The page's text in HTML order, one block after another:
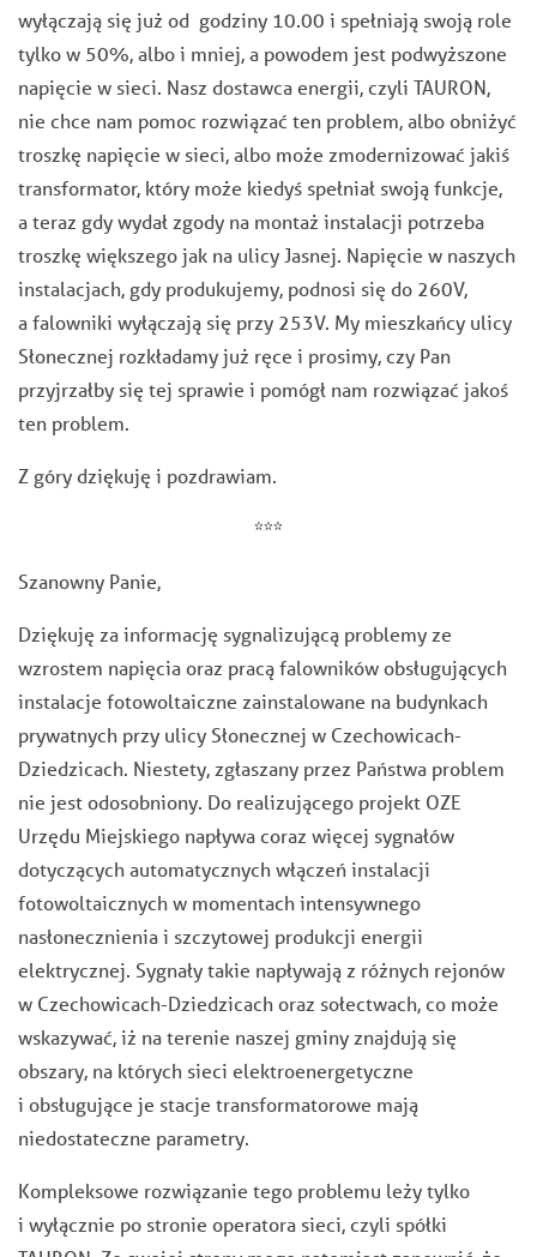
wyłączają się już od godziny 10.00 i spełniają swoją role
tylko w 50%, albo i mniej, a powodem jest podwyższone
napięcie w sieci. Nasz dostawca energii, czyli TAURON,
nie chce nam pomoc rozwiązać ten problem, albo obniżyć
troszkę napięcie w sieci, albo może zmodernizować jakiś
transformator, który może kiedyś spełniał swoją funkcje,
a teraz gdy wydał zgody na montaż instalacji potrzeba
troszkę większego jak na ulicy Jasnej. Napięcie w naszych
instalacjach, gdy produkujemy, podnosi się do 260V,
a falowniki wyłączają się przy 253V. My mieszkańcy ulicy
Słonecznej rozkładamy już ręce i prosimy, czy Pan
przyjrzałby się tej sprawie i pomógł nam rozwiązać jakoś
ten problem.
Z góry dziękuję i pozdrawiam.
***
Szanowny Panie,
Dziękuję za informację sygnalizującą problemy ze
wzrostem napięcia oraz pracą falowników obsługujących
instalacje fotowoltaiczne zainstalowane na budynkach
prywatnych przy ulicy Słonecznej w Czechowicach-
Dziedzicach. Niestety, zgłaszany przez Państwa problem
nie jest odosobniony. Do realizującego projekt OZE
Urzędu Miejskiego napływa coraz więcej sygnałów
dotyczących automatycznych włączeń instalacji
fotowoltaicznych w momentach intensywnego
nasłonecznienia i szczytowej produkcji energii
elektrycznej. Sygnały takie napływają z różnych rejonów
w Czechowicach-Dziedzicach oraz sołectwach, co może
wskazywać, iż na terenie naszej gminy znajdują się
obszary, na których sieci elektroenergetyczne
i obsługujące je stacje transformatorowe mają
niedostateczne parametry.
Kompleksowe rozwiązanie tego problemu leży tylko
i wyłącznie po stronie operatora sieci, czyli spółki